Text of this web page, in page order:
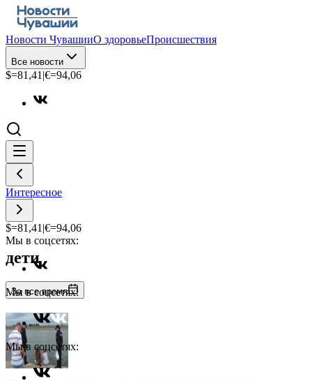
Новости ЧувашииО здоровьеПроисшествия
Все новости
$=81,41 |€=94,06
Интересное
$=81,41 |€=94,06
Мы в соцсетях:
Мы в соцсетях:
Мы в соцсетях:
дети
За все время